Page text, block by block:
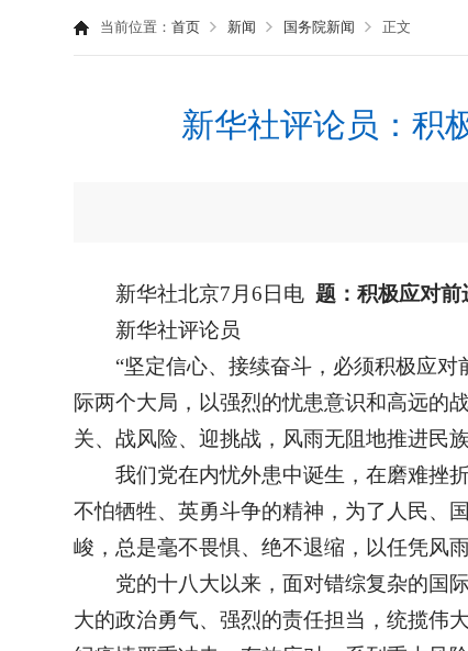
当前位置：首页 新闻 国务院新闻 正文
新华社评论员：积
新华社北京7月6日电 题：积极应对
新华社评论员
“坚定信心、接续奋斗，必须积极应
际两个大局，以强烈的忧患意识和高远的
关、战风险、迎挑战，风雨无阻地推进民
我们党在内忧外患中诞生，在磨难挫
不怕牺牲、英勇斗争的精神，为了人民、
峻，总是毫不畏惧、绝不退缩，以任凭风
党的十八大以来，面对错综复杂的国
大的政治勇气、强烈的责任担当，统揽伟